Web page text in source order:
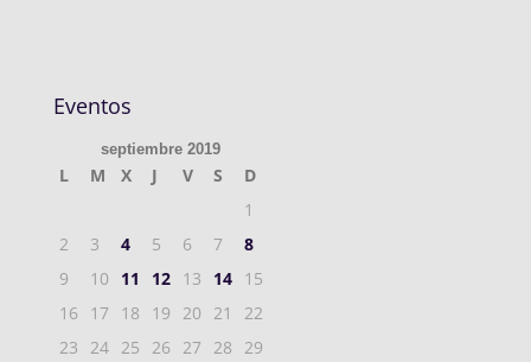
Eventos
septiembre 2019
L M X J V S
D
1
2
3 4 5 6 7
8
9
10 11 12 13 14 15
16
17 18 19 20 21
22
23
24 25 26 27 28
29